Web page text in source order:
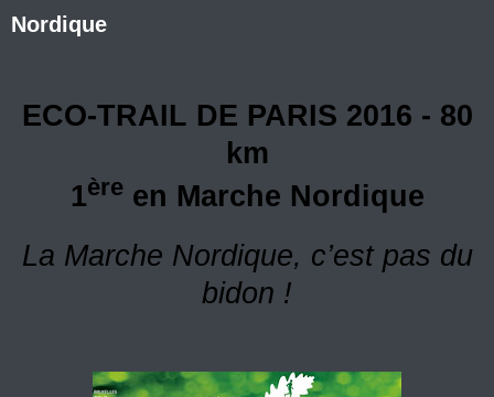
Nordique
ECO-TRAIL DE PARIS 2016 - 80
km
1èreen Marche Nordique
La Marche Nordique, c’est pas du
bidon !